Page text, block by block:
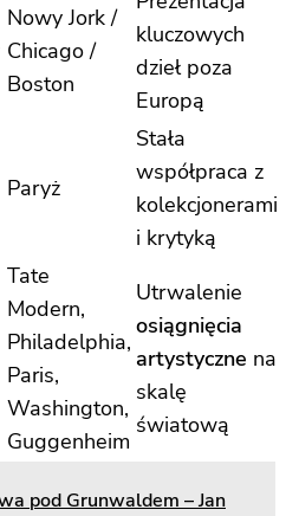
Nowy Jork /
Chicago /
Boston
kluczowych
dzieł poza
Europą
Paryż
Stała
współpraca z
kolekcjonerami
i krytyką
Tate
Modern,
Philadelphia,
Paris,
Washington,
Guggenheim
Utrwalenie
osiągnięcia
artystyczne na
skalę
światową
pod Grunwaldem – Jan